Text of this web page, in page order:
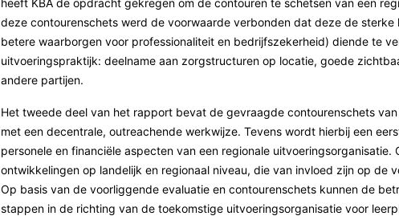
heeft KBA de opdracht gekregen om de contouren te schetsen van een
deze contourenschets werd de voorwaarde verbonden dat deze de
betere waarborgen voor professionaliteit en bedrijfszekerheid) diende te
uitvoeringspraktijk: deelname aan zorgstructuren op locatie, goede
andere partijen.
Het tweede deel van het rapport bevat de gevraagde contourenschets
met een decentrale, outreachende werkwijze. Tevens wordt hierbij een
personele en financiële aspecten van een regionale
ontwikkelingen op landelijk en regionaal niveau, die van invloed zijn op de
Op basis van de voorliggende evaluatie en contourenschets kunnen de
stappen in de richting van de toekomstige uitvoeringsorganisatie voor